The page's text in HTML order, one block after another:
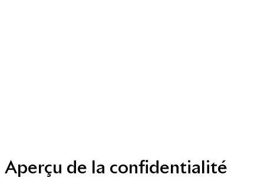
Aperçu de la confidentialité